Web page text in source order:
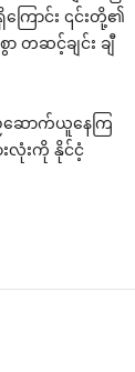
ောင်း ၎င်းတို့၏
တဆင့်ချင်း ချီ
ောက်ယူ‌နေကြ
လုံးကို နိုင်ငံ့